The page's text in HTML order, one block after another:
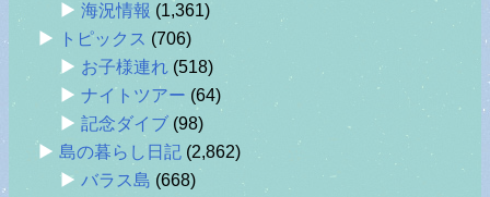
海況情報 (1,361)
トピックス (706)
お子様連れ (518)
ナイトツアー (64)
記念ダイブ (98)
島の暮らし日記 (2,862)
バラス島 (668)